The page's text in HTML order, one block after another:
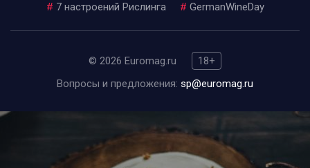
# 7 настроений Рислинга # GermanWineDay
© 2026 Euromag.ru
18+
Вопросы и предложения: sp@euromag.ru